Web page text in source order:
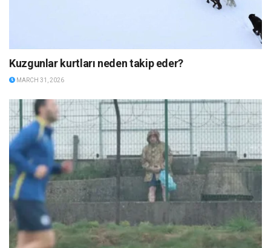
Kuzgunlar kurtları neden takip eder?
MARCH 31, 2026